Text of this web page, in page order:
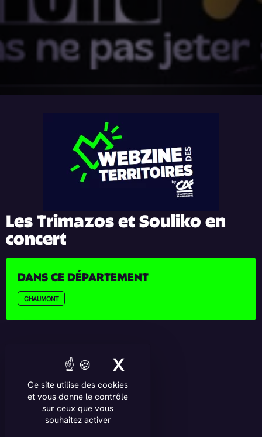
Ce site utilise des cookies
et vous donne le contrôle
sur ceux que vous
souhaitez activer
XMASQUER LE
Les Trimazos et Souliko en
concert
DANS CE DÉPARTEMENT
CHAUMONT